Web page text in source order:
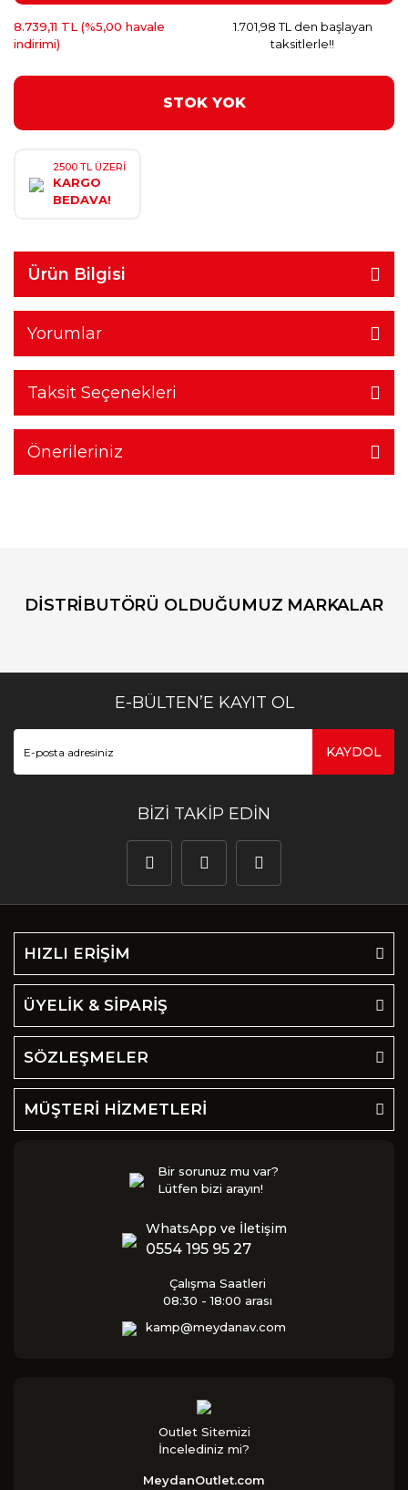
8.739,11 TL (%5,00 havale
indirimi)
1.701,98 TL den başlayan
taksitlerle!!
STOK YOK
2500 TL ÜZERİ
KARGO
BEDAVA!
Ürün Bilgisi
Yorumlar
Taksit Seçenekleri
Önerileriniz
DİSTRİBUTÖRÜ OLDUĞUMUZ MARKALAR
E-BÜLTEN’E KAYIT OL
KAYDOL
BİZİ TAKİP EDİN
HIZLI ERİŞİM
ÜYELİK & SİPARİŞ
SÖZLEŞMELER
MÜŞTERİ HİZMETLERİ
Bir sorunuz mu var?
Lütfen bizi arayın!
WhatsApp ve İletişim
0554 195 95 27
Çalışma Saatleri
08:30 - 18:00 arası
kamp@meydanav.com
Outlet Sitemizi
İncelediniz mi?
MeydanOutlet.com